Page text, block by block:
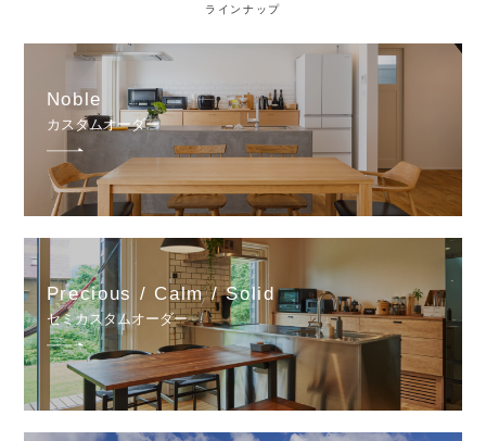
ラインナップ
Noble
カスタムオーダー
Precious / Calm / Solid
セミカスタムオーダー